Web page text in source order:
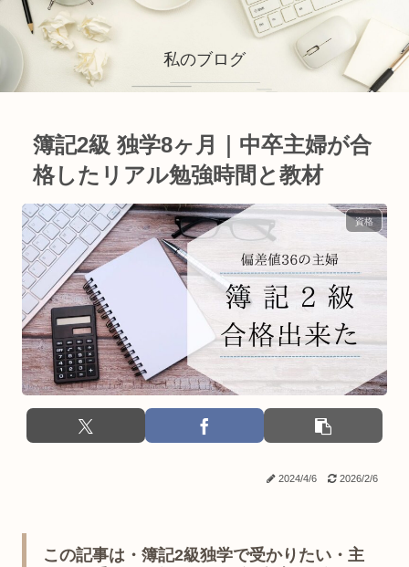
私のブログ
簿記2級 独学8ヶ月｜中卒主婦が合
格したリアル勉強時間と教材
資格
2024/4/6 2026/2/6
この記事は・簿記2級独学で受かりたい・主